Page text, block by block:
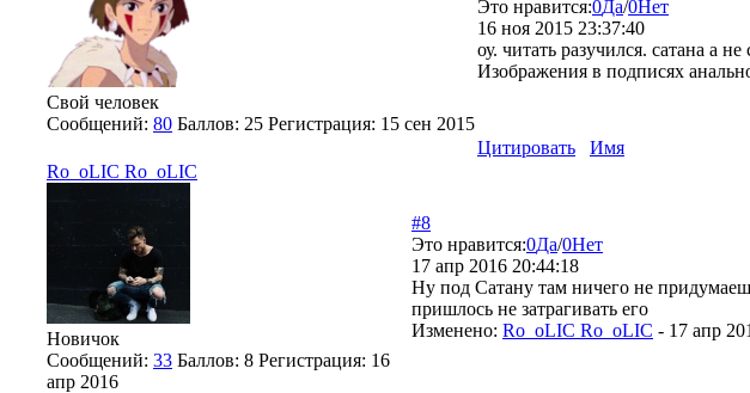
Свой человек
Сообщений: 80 Баллов: 25 Регистрация: 15 сен 2015
Это нравится:0Да/0Нет
16 ноя 2015 23:37:40
оу. читать разучился. сатана а не
Изображения в подписях
Цитировать
Имя
Ro_oLIC Ro_oLIC
Новичок
Сообщений: 33 Баллов: 8 Регистрация: 16
апр 2016
#8
Это нравится:0Да/0Нет
17 апр 2016 20:44:18
Ну под Сатану там ничего не
пришлось не затрагивать его
Изменено: Ro_oLIC Ro_oLIC - 17 апр